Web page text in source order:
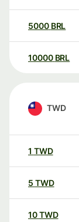
5000 BRL
10000 BRL
TWD
1 TWD
5 TWD
10TWD